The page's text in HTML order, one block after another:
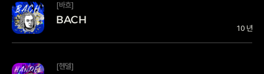
[바흐]
BACH
BACH BACH
10 년
[헨델]